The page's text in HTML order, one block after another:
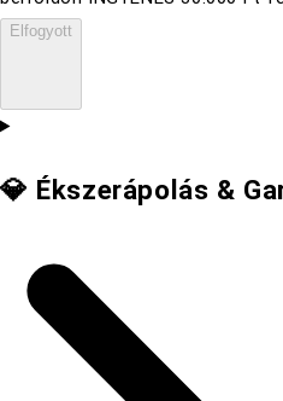
Elfogyott
💎 Ékszerápolás &